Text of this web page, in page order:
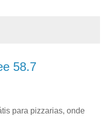
58.7
para pizzarias, onde